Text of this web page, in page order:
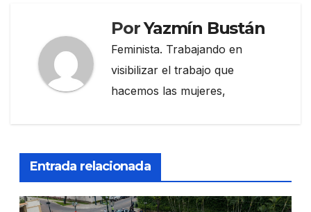
PorYazmín Bustán
Feminista. Trabajando en
visibilizar el trabajo que
hacemos las mujeres,
Entrada relacionada